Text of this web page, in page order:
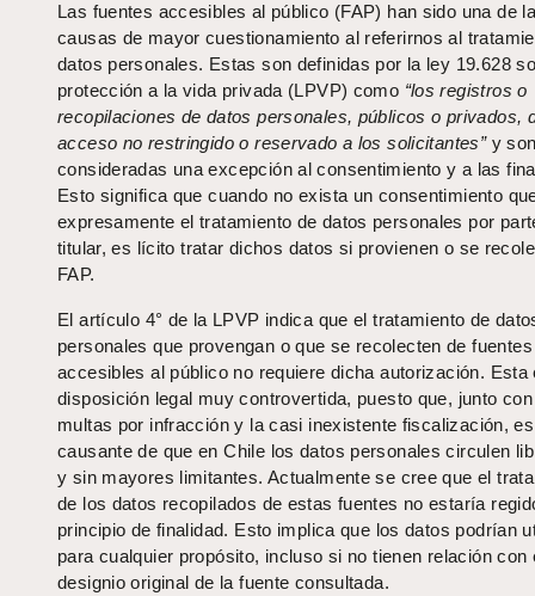
Las fuentes accesibles al público (FAP) han sido una de
causas de mayor cuestionamiento al referirnos al
datos personales. Estas son definidas por la ley 19.628
protección a la vida privada (LPVP) como “los registros o
recopilaciones de datos personales, públicos o privados,
acceso no restringido o reservado a los solicitantes”y
consideradas una excepción al consentimiento y a las
Esto significa que cuando no exista un consentimiento
expresamente el tratamiento de datos personales por
titular, es lícito tratar dichos datos si provienen o se
FAP.
El artículo 4° de la LPVP indica que el tratamiento de
personales que provengan o que se recolecten de fuentes
accesibles al público no requiere dicha autorización. Esta
disposición legal muy controvertida, puesto que, junto
multas por infracción y la casi inexistente fiscalización,
causante de que en Chile los datos personales circulen
y sin mayores limitantes. Actualmente se cree que el
de los datos recopilados de estas fuentes no estaría
principio de finalidad. Esto implica que los datos podrían
para cualquier propósito, incluso si no tienen relación con
designio original de la fuente consultada.